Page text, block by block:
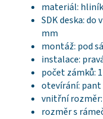
materiál: hliník
SDK deska: do
mm
montáž: pod
instalace:
počet zámků: 1
otevírání: pant
vnitřní rozměr:
rozměr s